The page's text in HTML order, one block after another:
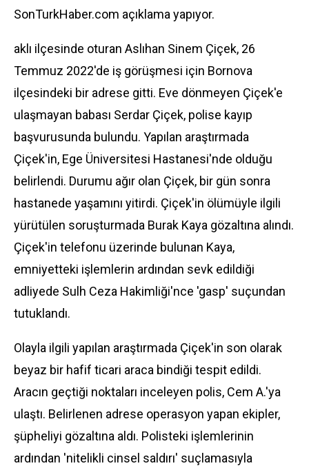
SonTurkHaber.com açıklama yapıyor.
aklı ilçesinde oturan Aslıhan Sinem Çiçek, 26
Temmuz 2022'de iş görüşmesi için Bornova
ilçesindeki bir adrese gitti. Eve dönmeyen Çiçek'e
ulaşmayan babası Serdar Çiçek, polise kayıp
başvurusunda bulundu. Yapılan araştırmada
Çiçek'in, Ege Üniversitesi Hastanesi'nde olduğu
belirlendi. Durumu ağır olan Çiçek, bir gün sonra
hastanede yaşamını yitirdi. Çiçek'in ölümüyle ilgili
yürütülen soruşturmada Burak Kaya gözaltına alındı.
Çiçek'in telefonu üzerinde bulunan Kaya,
emniyetteki işlemlerin ardından sevk edildiği
adliyede Sulh Ceza Hakimliği'nce 'gasp' suçundan
tutuklandı.
Olayla ilgili yapılan araştırmada Çiçek'in son olarak
beyaz bir hafif ticari araca bindiği tespit edildi.
Aracın geçtiği noktaları inceleyen polis, Cem A.'ya
ulaştı. Belirlenen adrese operasyon yapan ekipler,
şüpheliyi gözaltına aldı. Polisteki işlemlerinin
ardından 'nitelikli cinsel saldırı' suçlamasıyla